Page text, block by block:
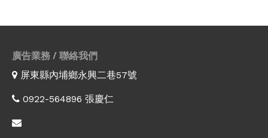
廣告業務 / 聯絡我們
屏東縣內埔鄉永興二巷57號
0922-564896 張慶仁